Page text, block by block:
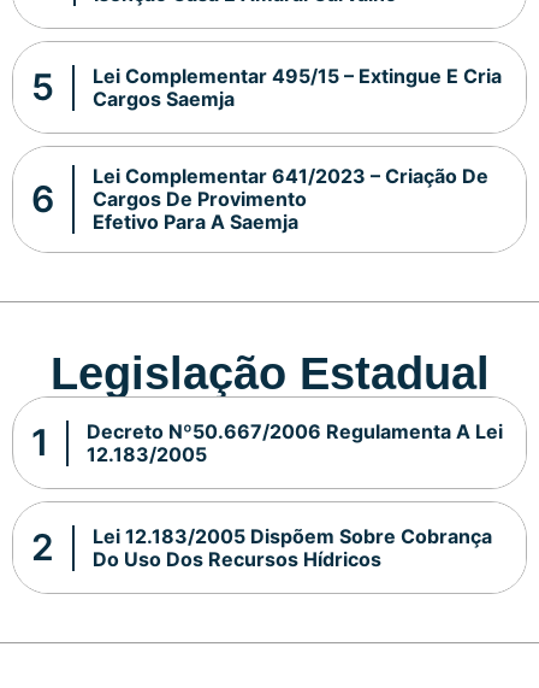
Lei Complementar 495/15 – Extingue E Cria
Cargos Saemja
Lei Complementar 641/2023 – Criação De
Cargos De Provimento
Efetivo Para A Saemja
Legislação Estadual
Decreto Nº50.667/2006 Regulamenta A Lei
12.183/2005
Lei 12.183/2005 Dispõem Sobre Cobrança
Do Uso Dos Recursos Hídricos